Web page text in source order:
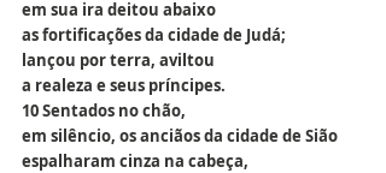
em sua ira deitou abaixo
as fortificações da cidade de Judá;
lançou por terra, aviltou
a realeza e seus príncipes.
10 Sentados no chão,
em silêncio, os anciãos da cidade de Sião
espalharam cinza na cabeça,